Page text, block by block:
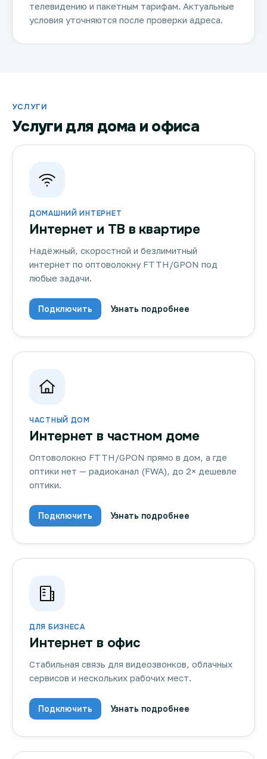
телевидению и пакетным тарифам. Актуальные
условия уточняются после проверки адреса.
УСЛУГИ
Услуги для дома и офиса
ДОМАШНИЙ ИНТЕРНЕТ
Интернет и ТВ в квартире
Надёжный, скоростной и безлимитный
интернет по оптоволокну FTTH/GPON под
любые задачи.
Подключить Узнать подробнее
ЧАСТНЫЙ ДОМ
Интернет в частном доме
Оптоволокно FTTH/GPON прямо в дом, а где
оптики нет — радиоканал (FWA), до 2× дешевле
оптики.
Подключить Узнать подробнее
ДЛЯ БИЗНЕСА
Интернет в офис
Стабильная связь для видеозвонков, облачных
сервисов и нескольких рабочих мест.
Подключить Узнать подробнее